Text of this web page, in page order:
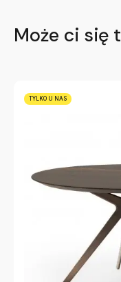
Może ci się
TYLKO U NAS